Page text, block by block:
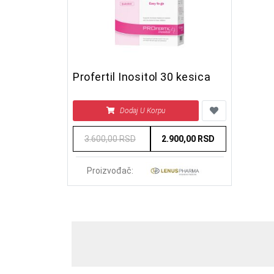
Profertil Inositol 30 kesica
Dodaj U Korpu
3.600,00 RSD 2.900,00 RSD
Proizvođač: